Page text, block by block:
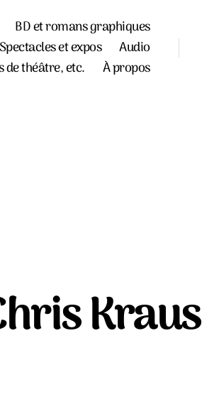
BD et romans graphiques
Spectacles et expos
Audio
de théâtre, etc.
À propos
Kraus